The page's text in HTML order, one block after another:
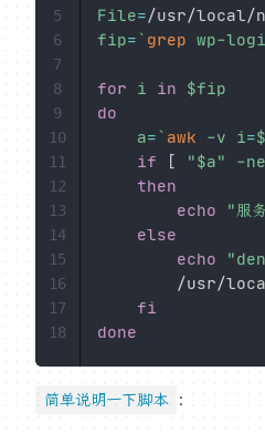
File=
fip= ` grep wp-
for i in
$fip
do
a= ` awk -v i=
if
[ "$a" -ne
then
echo
"服
else
echo
/usr/
fi
done
5
6
7
8
9
10
11
12
13
14
15
16
17
18
简单说明一下脚本 ：